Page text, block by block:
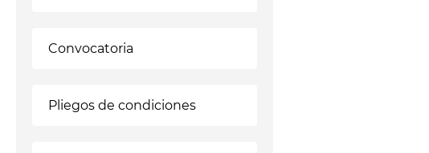
Convocatoria
Pliegos de condiciones